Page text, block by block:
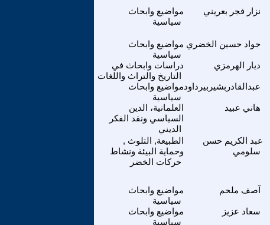
مواضيع وابحاث
سياسية
نزار فجر بعريني
مواضيع وابحاث
سياسية
جواد حسين الخضري
دراسات وابحاث في
التاريخ والتراث واللغات
ديار الهرمزي
مواضيع وابحاث
سياسية
عبدالقادربشيربيرداود
العلمانية، الدين
السياسي ونقد الفكر
الديني
هاني عبيد
الطبيعة, التلوث ,
وحماية البيئة ونشاط
حركات الخضر
عبد الكريم حسن
سلومي
مواضيع وابحاث
سياسية
آصف ملحم
مواضيع وابحاث
سياسية
سعاد عزيز